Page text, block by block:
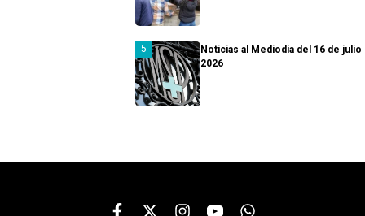
Noticias al Mediodía del 16 de julio
2026